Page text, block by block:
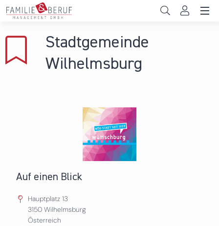
Direkt zum Inhalt
Gemeinden
Stadtgemeinde
Wilhelmsburg
Auf einen Blick
Hauptplatz 13
3150 Wilhelmsburg
Österreich